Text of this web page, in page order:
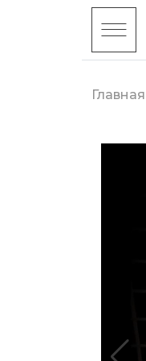
Главная